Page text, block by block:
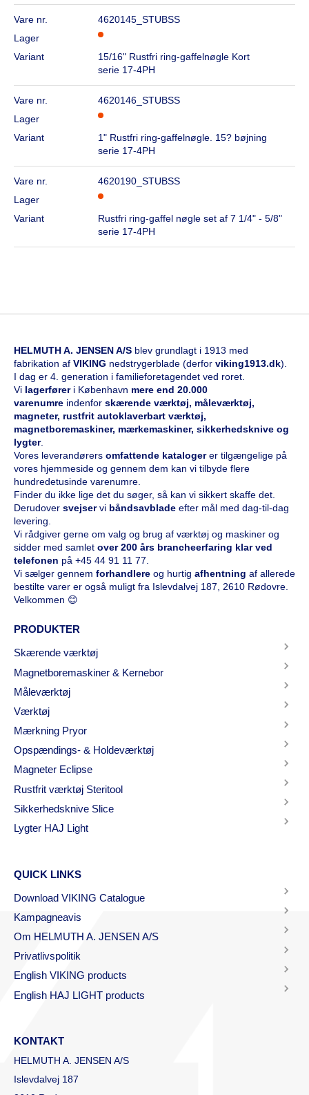
Vare nr.
4620145_STUBSS
Lager
Variant
15/16" Rustfri ring-gaffelnøgle Kort
serie 17-4PH
Vare nr.
4620146_STUBSS
Lager
Variant
1" Rustfri ring-gaffelnøgle. 15? bøjning
serie 17-4PH
Vare nr.
4620190_STUBSS
Lager
Variant
Rustfri ring-gaffel nøgle set af 7 1/4" - 5/8"
serie 17-4PH
HELMUTH A. JENSEN A/S blev grundlagt i 1913 med
fabrikation af VIKING nedstrygerblade (derfor viking1913.dk).
I dag er 4. generation i familieforetagendet ved roret.
Vi lagerfører i København mere end 20.000
varenumre indenfor skærende værktøj, måleværktøj,
magneter, rustfrit autoklaverbart værktøj,
magnetboremaskiner, mærkemaskiner, sikkerhedsknive og
lygter.
Vores leverandørers omfattende katalogerer tilgængelige på
vores hjemmeside og gennem dem kan vi tilbyde flere
hundredetusinde varenumre.
Finder du ikke lige det du søger, så kan vi sikkert skaffe det.
Derudover svejservi båndsavblade efter mål med dag-til-dag
levering.
Vi rådgiver gerne om valg og brug af værktøj og maskiner og
sidder med samlet over 200 års brancheerfaring klar ved
telefonen på +45 44 91 11 77.
Vi sælger gennem forhandlere og hurtig afhentning af allerede
bestilte varer er også muligt fra Islevdalvej 187, 2610 Rødovre.
Velkommen 😊
PRODUKTER
Skærende værktøj
Magnetboremaskiner & Kernebor
Måleværktøj
Værktøj
Mærkning Pryor
Opspændings- & Holdeværktøj
Magneter Eclipse
Rustfrit værktøj Steritool
Sikkerhedsknive Slice
Lygter HAJ Light
QUICK LINKS
Download VIKING Catalogue
Kampagneavis
Om HELMUTH A. JENSEN A/S
Privatlivspolitik
English VIKING products
English HAJ LIGHT products
KONTAKT
HELMUTH A. JENSEN A/S
Islevdalvej 187